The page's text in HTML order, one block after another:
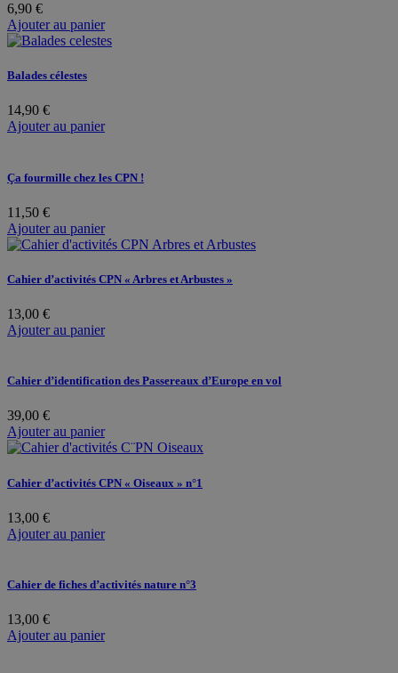
6,90 €
Ajouter au panier
Balades célestes
14,90 €
Ajouter au panier
Ça fourmille chez les CPN !
11,50 €
Ajouter au panier
Cahier d’activités CPN « Arbres et Arbustes »
13,00 €
Ajouter au panier
Cahier d’identification des Passereaux d’Europe en vol
39,00 €
Ajouter au panier
Cahier d’activités CPN « Oiseaux » n°1
13,00 €
Ajouter au panier
Cahier de fiches d’activités nature n°3
13,00 €
Ajouter au panier